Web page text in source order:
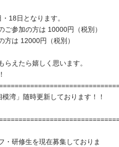
18日となります。
参加の方は 10000円（税別）
方は 12000円（税別）
えたら嬉しく思います。
湾」随時更新しております！！
・研修生を現在募集しておりま